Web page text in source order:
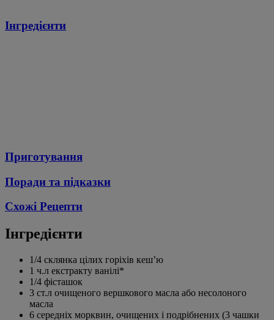
Інгредієнти
Приготування
Поради та підказки
Схожі Рецепти
Інгредієнти
1/4 склянка цілих горіхів кеш’ю
1 ч.л екстракту ванілі*
1/4 фісташок
3 ст.л очищеного вершкового масла або несолоного
масла
6 середніх морквин, очищених і подрібнених (3 чашки